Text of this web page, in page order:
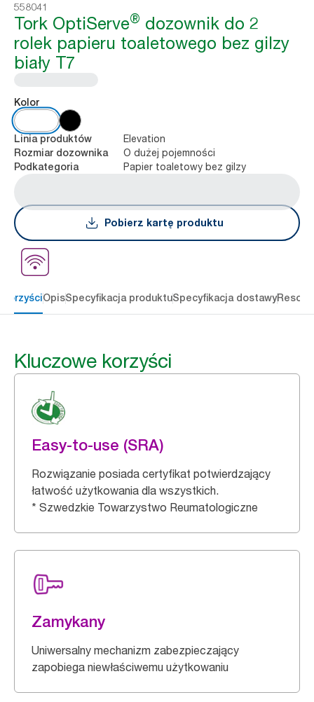
558041
Tork OptiServe® dozownik do 2
rolek papieru toaletowego bez gilzy
biały T7
Kolor
Linia produktów Elevation
Rozmiar dozownika O dużej pojemności
Podkategoria Papier toaletowy bez gilzy
Pobierz kartę produktu
korzyściOpisSpecyfikacja produktuSpecyfikacja dostawy
Kluczowe korzyści
Easy-to-use (SRA)
Rozwiązanie posiada certyfikat potwierdzający
łatwość użytkowania dla wszystkich.
* Szwedzkie Towarzystwo Reumatologiczne
Zamykany
Uniwersalny mechanizm zabezpieczający
zapobiega niewłaściwemu użytkowaniu